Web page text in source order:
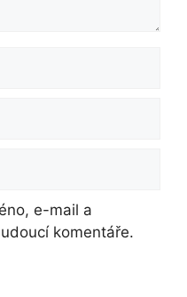
e-mail a
komentáře.